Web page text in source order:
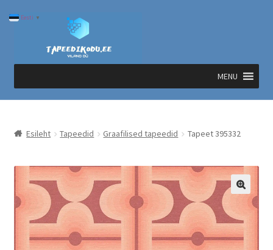
Liigu
navigeerimisele
Liigu
MENU
Esileht Tapeedid Graafilised tapeedid Tapeet 395332
Eesti ▼